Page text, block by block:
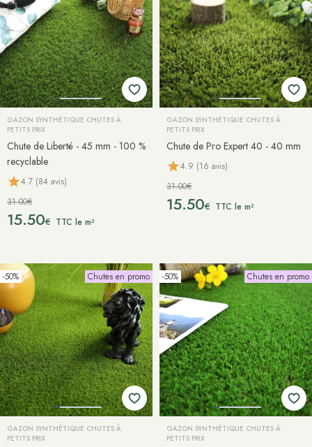
GAZON SYNTHÉTIQUE CHUTES À
PETITS PRIX
Chute de Liberté - 45 mm - 100 %
recyclable
4.7 (84 avis)
31.00€
15.50€ TTC le m²
GAZON SYNTHÉTIQUE CHUTES À
PETITS PRIX
Chute de Pro Expert 40 - 40 mm
4.9 (16 avis)
31.00€
15.50€ TTC le m²
-50% Chutes en promo
GAZON SYNTHÉTIQUE CHUTES À
PETITS PRIX
-50% Chutes en promo
GAZON SYNTHÉTIQUE CHUTES À
PETITS PRIX